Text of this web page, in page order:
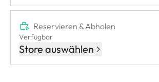
Reservieren & Abholen
Verfügbar
Store auswählen